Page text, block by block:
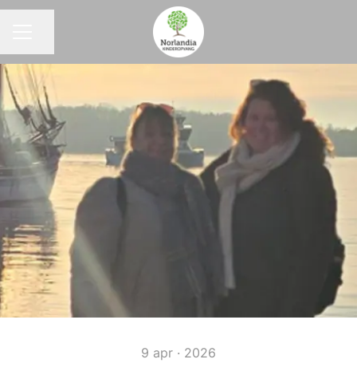
9 apr · 2026